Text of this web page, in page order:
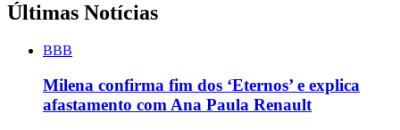
Últimas Notícias
BBB
Milena confirma fim dos ‘Eternos’ e explica
afastamento com Ana Paula Renault